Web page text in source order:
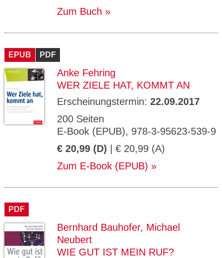
Zum Buch
EPUB PDF
Anke Fehring
WER ZIELE HAT, KOMMT AN
Erscheinungstermin: 22.09.2017
200 Seiten
E-Book (EPUB), 978-3-95623-539-9
€ 20,99 (D) | € 20,99 (A)
Zum E-Book (EPUB)
PDF
Bernhard Bauhofer, Michael
Neubert
WIE GUT IST MEIN RUF?